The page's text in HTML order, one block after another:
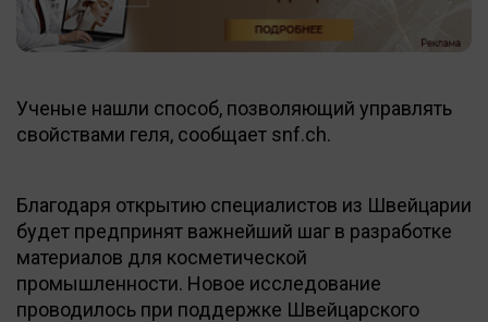
Ученые нашли способ, позволяющий управлять
свойствами геля, сообщает snf.ch.
Благодаря открытию специалистов из Швейцарии
будет предпринят важнейший шаг в разработке
материалов для косметической
промышленности. Новое исследование
проводилось при поддержке Швейцарского